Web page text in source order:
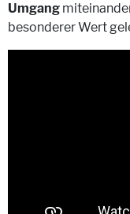
Umgang
besonderer Wert